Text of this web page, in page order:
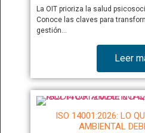
La OIT prioriza la salud
Conoce las claves para
gestión…
Leer
ISO 14001:2026: LO
AMBIENTAL